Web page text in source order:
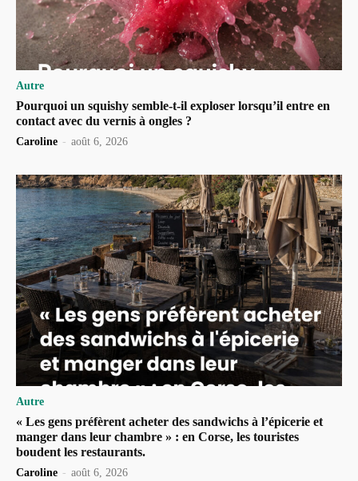
Autre
Pourquoi un squishy semble-t-il exploser lorsqu’il entre en
contact avec du vernis à ongles ?
Caroline - août 6, 2026
Autre
« Les gens préfèrent acheter des sandwichs à l’épicerie et
manger dans leur chambre » : en Corse, les touristes
boudent les restaurants.
Caroline - août 6, 2026